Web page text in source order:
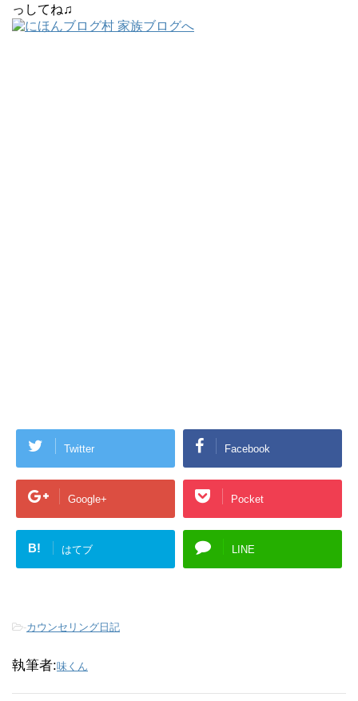
っしてね♫
Twitter Facebook
Google+ Pocket
B! はてブ LINE
-カウンセリング日記
執筆者:味くん